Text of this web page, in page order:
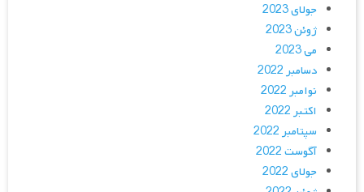
جولای 2023
ژوئن 2023
می 2023
دسامبر 2022
نوامبر 2022
اکتبر 2022
سپتامبر 2022
آگوست 2022
جولای 2022